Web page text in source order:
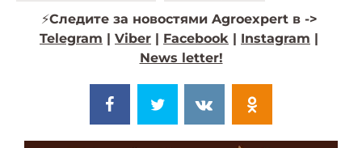
⚡️Следите за новостями Agroexpert в ->
Telegram | Viber | Facebook | Instagram |
News letter!